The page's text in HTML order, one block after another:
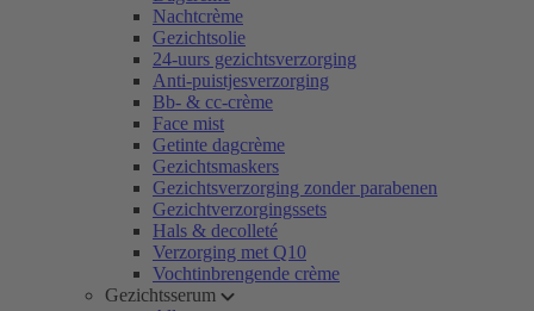
Nachtcrème
Gezichtsolie
24-uurs gezichtsverzorging
Anti-puistjesverzorging
Bb- & cc-crème
Face mist
Getinte dagcrème
Gezichtsmaskers
Gezichtsverzorging zonder parabenen
Gezichtverzorgingssets
Hals & decolleté
Verzorging met Q10
Vochtinbrengende crème
Gezichtsserum